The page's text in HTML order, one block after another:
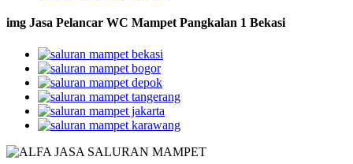
img Jasa Pelancar WC Mampet Pangkalan 1 Bekasi